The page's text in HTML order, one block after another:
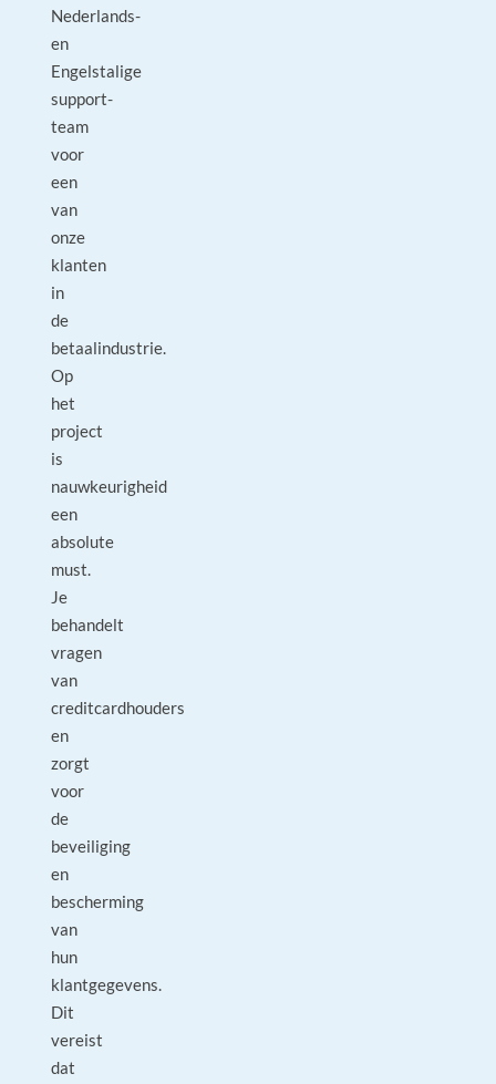
Nederlands-
en
Engelstalige
support-
team
voor
een
van
onze
klanten
in
de
betaalindustrie.
Op
het
project
is
nauwkeurigheid
een
absolute
must.
Je
behandelt
vragen
van
creditcardhouders
en
zorgt
voor
de
beveiliging
en
bescherming
van
hun
klantgegevens.
Dit
vereist
dat